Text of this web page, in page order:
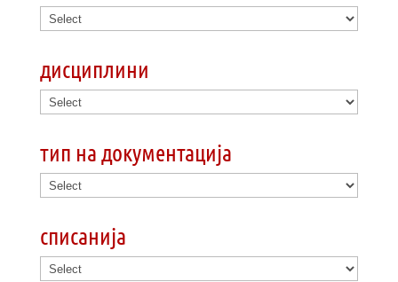
дисциплини
тип на документација
списанија